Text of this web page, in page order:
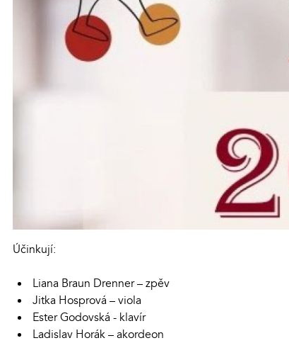
Účinkují:
Liana Braun Drenner – zpěv
Jitka Hosprová – viola
Ester Godovská - klavír
Ladislav Horák – akordeon